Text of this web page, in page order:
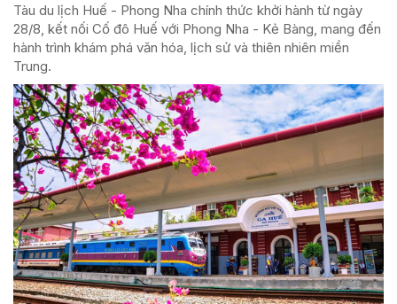
Tàu du lịch Huế - Phong Nha chính thức khởi hành từ ngày
28/8, kết nối Cố đô Huế với Phong Nha - Kẻ Bàng, mang đến
hành trình khám phá văn hóa, lịch sử và thiên nhiên miền
Trung.